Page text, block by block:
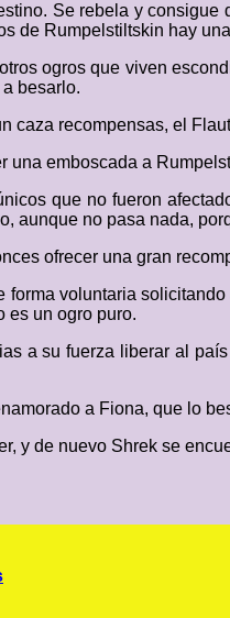
Se rebela y
de Rumpelstiltskin hay
ogros que viven
besarlo.
caza recompensas, el
una emboscada a
que no fueron
aunque no pasa nada,
ofrecer una gran
forma voluntaria
es un ogro puro.
a su fuerza liberar al
a Fiona, que lo
y de nuevo Shrek se